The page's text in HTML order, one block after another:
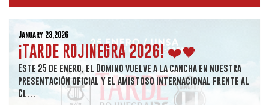
January 23,2026
¡TARDE ROJINEGRA 2026! ❤️🖤
Este 25 de enero, el Dominó vuelve a la cancha en nuestra
presentación oficial y el amistoso internacional frente al
Cl…